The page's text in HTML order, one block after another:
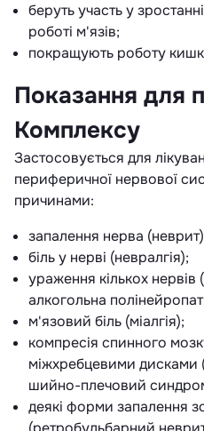
беруть участь у
роботі м'язів;
покращують роботу
Показання для
Комплексу
Застосовується для
периферичної нервової
причинами:
запалення нерва
біль у нерві (невралгія);
ураження кількох нервів
алкогольна
м'язовий біль (міалгія);
компресія спинного
міжхребцевими дисками
шийно-плечовий
деякі форми запалення